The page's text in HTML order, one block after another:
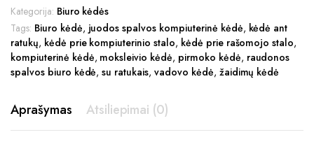
Kategorija: Biuro kėdės
Tags: Biuro kėdė, juodos spalvos kompiuterinė kėdė, kėdė ant
ratukų, kėdė prie kompiuterinio stalo, kėdė prie rašomojo stalo,
kompiuterinė kėdė, moksleivio kėdė, pirmoko kėdė, raudonos
spalvos biuro kėdė,su ratukais,vadovo kėdė, žaidimų kėdė
Aprašymas Atsiliepimai (0)